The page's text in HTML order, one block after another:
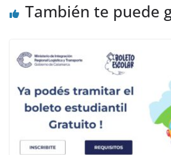
También te puede